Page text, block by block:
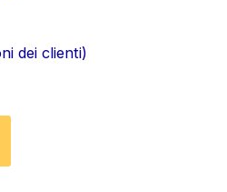
dei clienti)